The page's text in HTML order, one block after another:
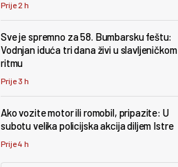
Prije 2 h
Sve je spremno za 58. Bumbarsku feštu:
Vodnjan iduća tri dana živi u slavljeničkom
ritmu
Prije 3 h
Ako vozite motor ili romobil, pripazite: U
subotu velika policijska akcija diljem Istre
Prije 4 h